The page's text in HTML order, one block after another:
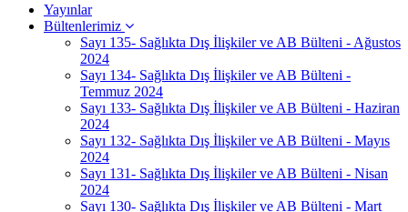
Yayınlar
Bültenlerimiz
Sayı 135- Sağlıkta Dış İlişkiler ve AB Bülteni - Ağustos
2024
Sayı 134- Sağlıkta Dış İlişkiler ve AB Bülteni -
Temmuz 2024
Sayı 133- Sağlıkta Dış İlişkiler ve AB Bülteni - Haziran
2024
Sayı 132- Sağlıkta Dış İlişkiler ve AB Bülteni - Mayıs
2024
Sayı 131- Sağlıkta Dış İlişkiler ve AB Bülteni - Nisan
2024
Sayı 130- Sağlıkta Dış İlişkiler ve AB Bülteni - Mart